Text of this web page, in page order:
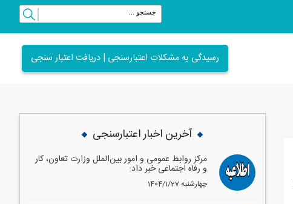
رسیدگی به مشکلات اعتبارسنجی | دریافت اعتبار سنجی
Next
آخرین اخبار اعتبارسنجی
مرکز روابط عمومی و امور بین‌الملل وزارت تعاون، کار
و رفاه اجتماعی خبر داد:
1404/1/27 چهارشنبه